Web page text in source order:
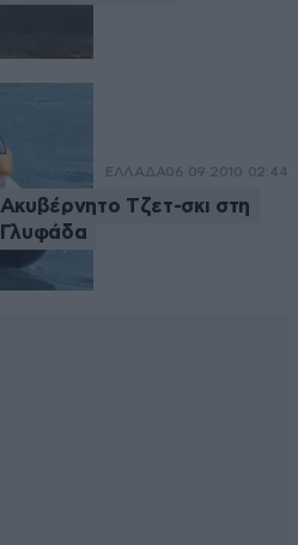
ΕΛΛΑΔΑ06·09·2010 02:44
Ακυβέρνητο Τζετ-σκι στη
Γλυφάδα